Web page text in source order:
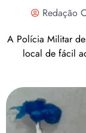
Redação
A Polícia Militar
local de fácil